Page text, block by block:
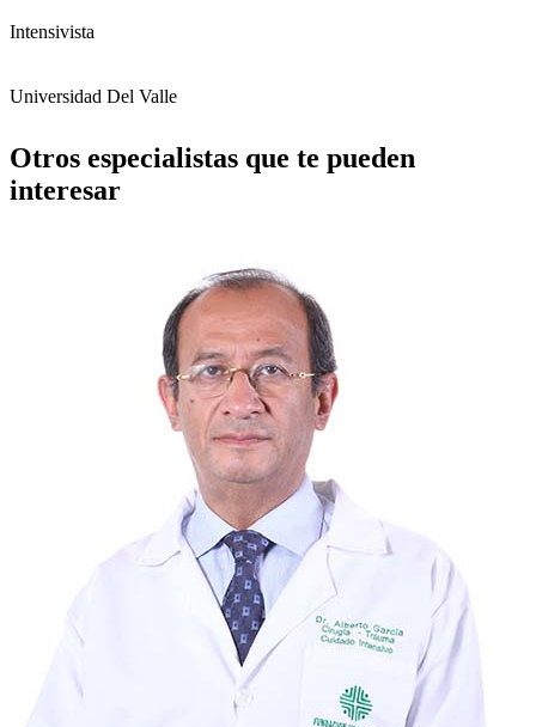
Intensivista
Universidad Del Valle
Otros especialistas que te pueden
interesar